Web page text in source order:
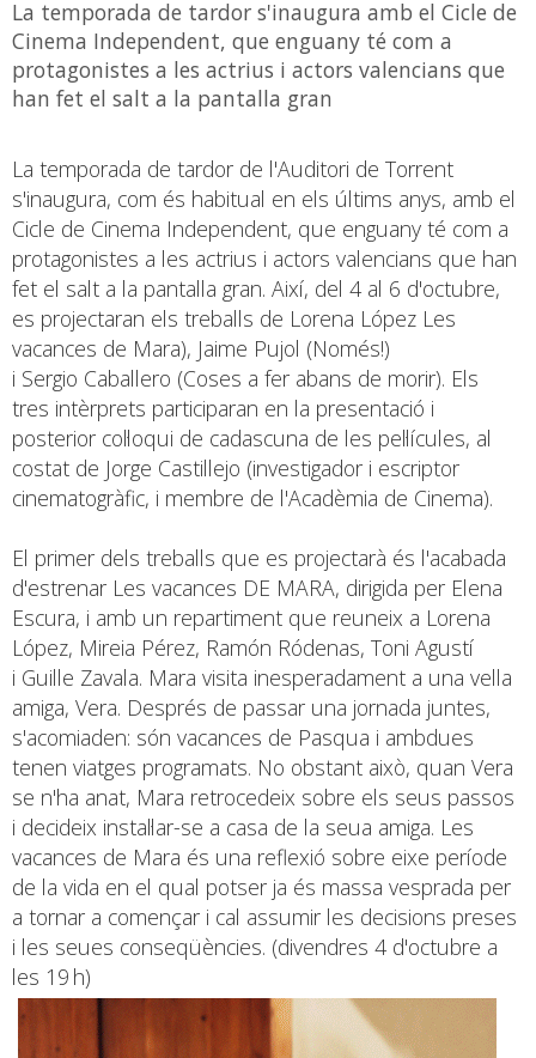
La temporada de tardor s'inaugura amb el Cicle de
Cinema Independent, que enguany té com a
protagonistes a les actrius i actors valencians que
han fet el salt a la pantalla gran
La temporada de tardor de l'Auditori de Torrent
s'inaugura, com és habitual en els últims anys, amb el
Cicle de Cinema Independent, que enguany té com a
protagonistes a les actrius i actors valencians que han
fet el salt a la pantalla gran. Així, del 4 al 6 d'octubre,
es projectaran els treballs de Lorena López Les
vacances de Mara), Jaime Pujol (Només!)
i Sergio Caballero (Coses a fer abans de morir). Els
tres intèrprets participaran en la presentació i
posterior col·loqui de cadascuna de les pel·lícules, al
costat de Jorge Castillejo (investigador i escriptor
cinematogràfic, i membre de l'Acadèmia de Cinema).
El primer dels treballs que es projectarà és l'acabada
d'estrenar Les vacances DE MARA, dirigida per Elena
Escura, i amb un repartiment que reuneix a Lorena
López, Mireia Pérez, Ramón Ródenas, Toni Agustí
i Guille Zavala. Mara visita inesperadament a una vella
amiga, Vera. Després de passar una jornada juntes,
s'acomiaden: són vacances de Pasqua i ambdues
tenen viatges programats. No obstant això, quan Vera
se n'ha anat, Mara retrocedeix sobre els seus passos
i decideix instal·lar-se a casa de la seua amiga. Les
vacances de Mara és una reflexió sobre eixe període
de la vida en el qual potser ja és massa vesprada per
a tornar a començar i cal assumir les decisions preses
i les seues conseqüències. (divendres 4 d'octubre a
les 19 h)